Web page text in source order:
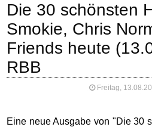
Die 30 schönsten
Smokie, Chris
Friends heute
RBB
Freitag,
Eine neue Ausgabe von "Die 30